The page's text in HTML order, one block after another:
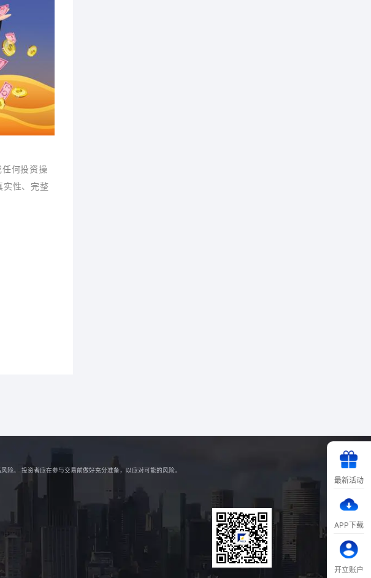
何投资操
性、完整
险。 投资者应在参与交易前做好充分准备，以应对可能的风险。
最新活动
APP下载
开立账户